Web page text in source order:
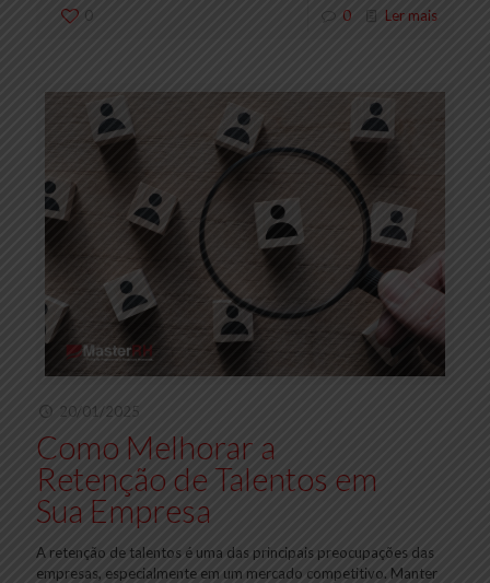
0 0 Ler mais
20/01/2025
Como Melhorar a
Retenção de Talentos em
Sua Empresa
A retenção de talentos é uma das principais preocupações das
empresas, especialmente em um mercado competitivo. Manter